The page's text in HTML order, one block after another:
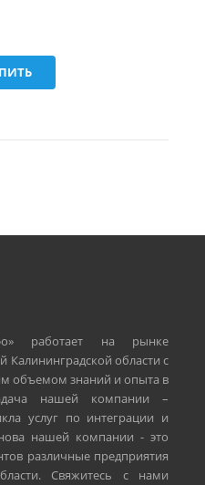
работает на рынке
области с
объемом знаний и опыта в
нашей компании –
услуг по интеграции и
нашей компании - это
различные предприятия
Свяжитесь с нами